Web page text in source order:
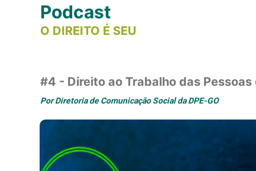
Podcast
O DIREITO É SEU
#4 - Direito ao Trabalho das
PorDiretoria de Comunicação Social da DPE-GO